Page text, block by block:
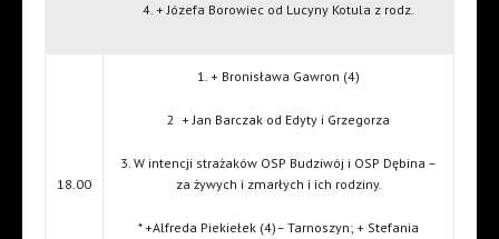
4. + Józefa Borowiec od Lucyny Kotula z rodz.
18.00
1. + Bronisława Gawron (4)
2 + Jan Barczak od Edyty i Grzegorza
3. W intencji strażaków OSP Budziwój i OSP Dębina –
za żywych i zmarłych i ich rodziny.
* +Alfreda Piekiełek (4)– Tarnoszyn; + Stefania